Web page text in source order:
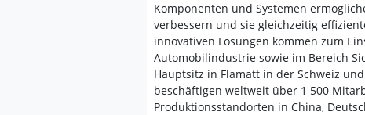
Komponenten und Systemen
verbessern und sie gleichzeitig
innovativen Lösungen kommen zum
Automobilindustrie sowie im Bereich
Hauptsitz in Flamatt in der Schweiz
beschäftigen weltweit über 1 500
Produktionsstandorten in China,